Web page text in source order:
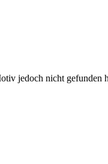
jedoch nicht gefunden